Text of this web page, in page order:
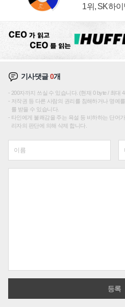
1위, SK하
기사댓글0개
200자까지 쓰실 수 있습니다. (현재 0 byte / 최대
저작권 등 다른 사람의 권리를 침해하거나 명예
를 받을 수 있습니다.
타인에게 불쾌감을 주는 욕설 등 비하하는 단어
리자의 판단에 의해 삭제 합니다.